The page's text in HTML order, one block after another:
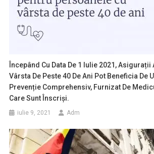
Începând Cu Data De 1 Iulie 2021,
Vârsta De Peste 40 De Ani Pot Beneficia De
Prevenție Comprehensiv, Furnizat De
Care Sunt Înscriși.
iulie 9, 2021 Adm